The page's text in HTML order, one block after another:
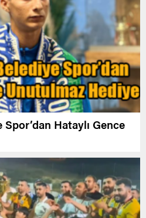
Hataylı Gence